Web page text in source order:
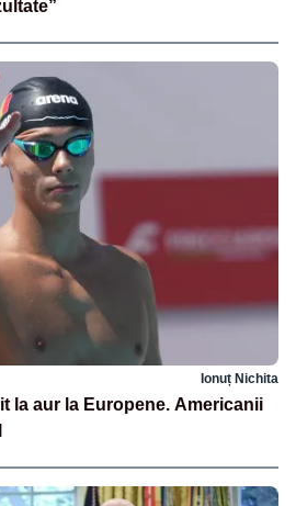
Ionuț Nichita
la aur la Europene. Americanii